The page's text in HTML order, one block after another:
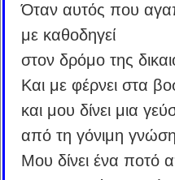
Όταν αυτός που
με καθοδηγεί
στον δρόμο της
Και με φέρνει στα
και μου δίνει μια
από τη γόνιμη
Μου δίνει ένα ποτό